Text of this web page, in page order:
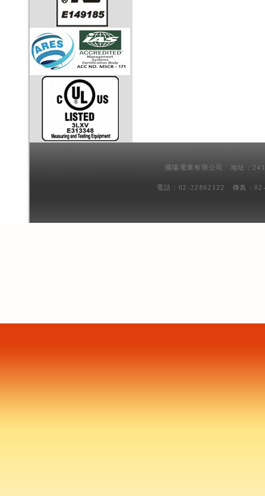
國陽電業有限公司 地址：
電話：02-22862122 傳真：